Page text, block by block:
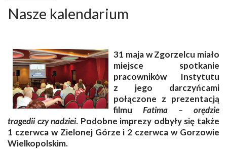
Nasze kalendarium
31 maja w Zgorzelcu miało
miejsce spotkanie
pracowników Instytutu
z jego darczyńcami
połączone z prezentacją
filmu Fatima – orędzie
tragedii czy nadziei. Podobne imprezy odbyły się także
1 czerwca w Zielonej Górze i 2 czerwca w Gorzowie
Wielkopolskim.